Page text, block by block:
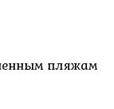
пляжам